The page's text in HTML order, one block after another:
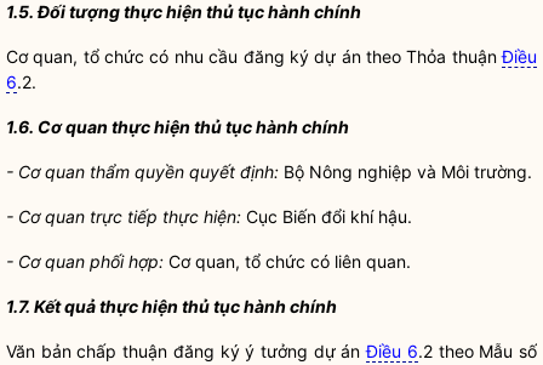
1.5. Đối tượng thực hiện thủ tục hành chính
Cơ quan, tổ chức có nhu cầu đăng ký dự án theo Thỏa thuậnĐiều
6.2.
1.6. Cơ quan thực hiện thủ tục hành chính
- Cơ quan thẩm quyền quyết định: Bộ Nông nghiệp và Môi trường.
- Cơ quan trực tiếp thực hiện: Cục Biến đổi khí hậu.
- Cơ quan phối hợp: Cơ quan, tổ chức có liên quan.
1.7. Kết quả thực hiện thủ tục hành chính
Văn bảnchấp thuận đăng ký ý tưởng dự ánĐiều 6.2 theo Mẫu số